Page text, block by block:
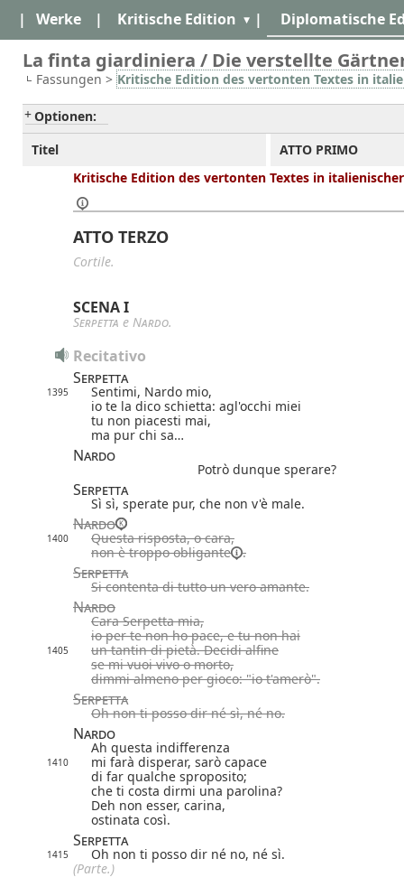
| Werke | Kritische Edition | Diplomatische
La finta giardiniera / Die verstellte
Fassungen > Kritische Edition des vertonten Textes in
Optionen:
Titel
ATTO PRIMO
Kritische Edition des vertonten Textes in
ATTO TERZO
Cortile.
SCENA I
Serpetta e Nardo.
Recitativo
Serpetta
1395
Sentimi, Nardo mio,
io te la dico schietta: agl'occhi miei
tu non piacesti mai,
ma pur chi sa…
Nardo
Potrò dunque sperare?
Serpetta
Sì sì, sperate pur, che non v'è male.
Nardo
1400
Questa risposta, o cara,
non è troppoobligante .
Serpetta
Si contenta di tutto un vero amante.
Nardo
Cara Serpetta mia,
io per te non ho pace, e tu non hai
1405
un tantin di pietà. Decidi alfine
se mi vuoi vivo o morto,
dimmi almeno per gioco: "io t'amerò".
Serpetta
Oh non ti posso dir né sì, né no.
Nardo
Ah questa indifferenza
1410
mi farà disperar, sarò capace
di far qualche sproposito;
che ti costa dirmi una parolina?
Deh non esser, carina,
ostinata così.
Serpetta
1415
Oh non ti posso dir né no, né sì.
(Parte.)